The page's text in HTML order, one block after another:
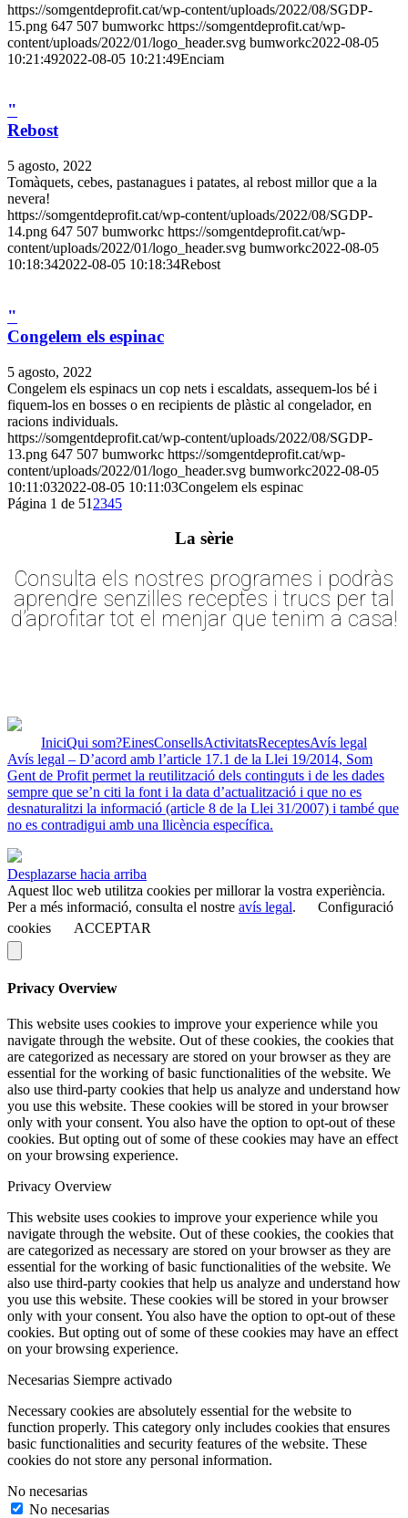
https://somgentdeprofit.cat/wp-content/uploads/2022/08/SGDP-
15.png 647 507 bumworkc https://somgentdeprofit.cat/wp-
content/uploads/2022/01/logo_header.svg bumworkc2022-08-05
10:21:492022-08-05 10:21:49Enciam
"
Rebost
5 agosto, 2022
Tomàquets, cebes, pastanagues i patates, al rebost millor que a la
nevera!
https://somgentdeprofit.cat/wp-content/uploads/2022/08/SGDP-
14.png 647 507 bumworkc https://somgentdeprofit.cat/wp-
content/uploads/2022/01/logo_header.svg bumworkc2022-08-05
10:18:342022-08-05 10:18:34Rebost
"
Congelem els espinac
5 agosto, 2022
Congelem els espinacs un cop nets i escaldats, assequem-los bé i
fiquem-los en bosses o en recipients de plàstic al congelador, en
racions individuals.
https://somgentdeprofit.cat/wp-content/uploads/2022/08/SGDP-
13.png 647 507 bumworkc https://somgentdeprofit.cat/wp-
content/uploads/2022/01/logo_header.svg bumworkc2022-08-05
10:11:032022-08-05 10:11:03Congelem els espinac
Página 1 de 51 2345
La sèrie
Consulta els nostres programes i podràs
aprendre senzilles receptes i trucs per tal
d’aprofitar tot el menjar que tenim a casa!
IniciQui som?EinesConsellsActivitatsReceptesAvís legal
Avís legal – D’acord amb l’article 17.1 de la Llei 19/2014, Som
Gent de Profit permet la reutilització dels continguts i de les dades
sempre que se’n citi la font i la data d’actualització i que no es
desnaturalitzi la informació (article 8 de la Llei 31/2007) i també que
no es contradigui amb una llicència específica.
Desplazarse hacia arriba
Aquest lloc web utilitza cookies per millorar la vostra experiència.
Per a més informació, consulta el nostre avís legal.
Configuració
cookies
ACCEPTAR
Privacy Overview
This website uses cookies to improve your experience while you
navigate through the website. Out of these cookies, the cookies that
are categorized as necessary are stored on your browser as they are
essential for the working of basic functionalities of the website. We
also use third-party cookies that help us analyze and understand how
you use this website. These cookies will be stored in your browser
only with your consent. You also have the option to opt-out of these
cookies. But opting out of some of these cookies may have an effect
on your browsing experience.
Privacy Overview
This website uses cookies to improve your experience while you
navigate through the website. Out of these cookies, the cookies that
are categorized as necessary are stored on your browser as they are
essential for the working of basic functionalities of the website. We
also use third-party cookies that help us analyze and understand how
you use this website. These cookies will be stored in your browser
only with your consent. You also have the option to opt-out of these
cookies. But opting out of some of these cookies may have an effect
on your browsing experience.
Necesarias Siempre activado
Necessary cookies are absolutely essential for the website to
function properly. This category only includes cookies that ensures
basic functionalities and security features of the website. These
cookies do not store any personal information.
No necesarias
No necesarias